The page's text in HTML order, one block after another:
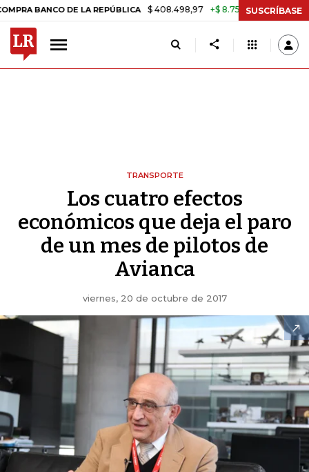
DE LA REPÚBLICA $ 408.498,97 +$ 8.753,81 +2,19% TASA
SUSCRÍBASE
TRANSPORTE
Los cuatro efectos
económicos que deja el paro
de un mes de pilotos de
Avianca
viernes, 20 de octubre de 2017